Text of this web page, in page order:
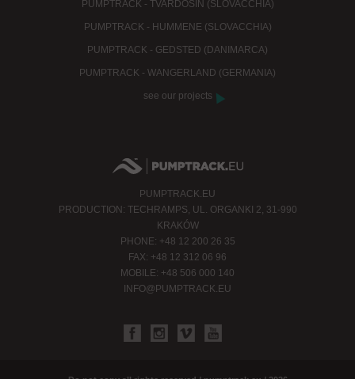
PUMPTRACK - TVARDOSIN (SLOVACCHIA)
PUMPTRACK - HUMMENE (SLOVACCHIA)
PUMPTRACK - GEDSTED (DANIMARCA)
PUMPTRACK - WANGERLAND (GERMANIA)
see our projects
PUMPTRACK.EU
PRODUCTION: TECHRAMPS, UL. ORGANKI 2, 31-990
KRAKÓW
PHONE: +48 12 200 26 35
FAX: +48 12 312 06 96
MOBILE: +48 506 000 140
INFO@PUMPTRACK.EU